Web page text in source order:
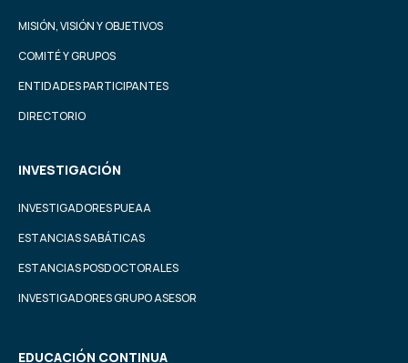
MISIÓN, VISIÓN Y OBJETIVOS
COMITÉ Y GRUPOS
ENTIDADES PARTICIPANTES
DIRECTORIO
INVESTIGACIÓN
INVESTIGADORES PUEAA
ESTANCIAS SABÁTICAS
ESTANCIAS POSDOCTORALES
INVESTIGADORES GRUPO ASESOR
EDUCACIÓN CONTINUA